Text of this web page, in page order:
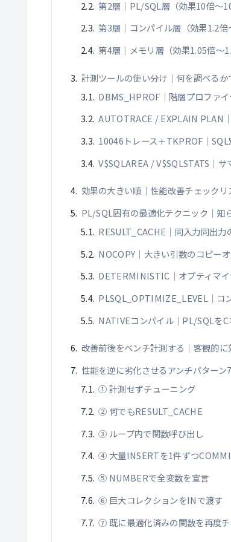
第2層｜PL/SQL層（効果10倍〜
第3層｜コンパイル層（効果1.2倍
第4層｜メモリ層（効果1.05倍〜
計測ツールの使い分け｜何を調べる
DBMS_HPROF｜階層プロファ
AUTOTRACE / EXPLAIN PLAN
10046トレース＋TKPROF｜SQL
V$SQLAREA / V$SQLSTATS｜サ
効果の大きい順｜性能改善チェック
PL/SQL固有の最適化テクニック｜知
RESULT_CACHE｜同入力同出力
NOCOPY｜大きい引数のコピー
DETERMINISTIC｜オプティマ
PLSQL_OPTIMIZE_LEVEL｜コ
NATIVEコンパイル｜PL/SQLを
改善前後をベンチ計測する｜客観的に
性能を逆に劣化させるアンチパターン
① 計測せずチューニング
② 何でもRESULT_CACHE
③ ループ内で関数呼び出し
④ 大量INSERTを1件ずつ
⑤ NUMBERで全変数を宣言
⑥ 巨大コレクションをINで渡す
⑦ 既に最適化済みの関数を再度